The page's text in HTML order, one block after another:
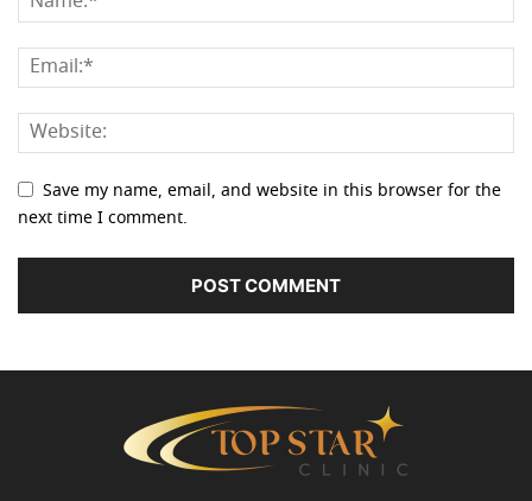
Save my name, email, and website in this browser for the
next time I comment.